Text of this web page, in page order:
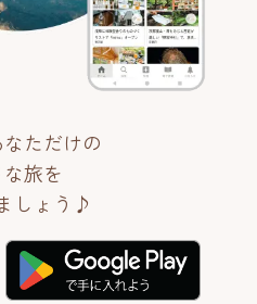
ただけの
旅を
しょう♪